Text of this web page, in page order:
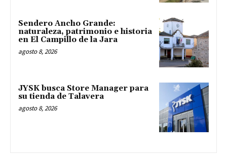
Sendero Ancho Grande:
naturaleza, patrimonio e historia
en El Campillo de la Jara
agosto 8, 2026
JYSK busca Store Manager para
su tienda de Talavera
agosto 8, 2026